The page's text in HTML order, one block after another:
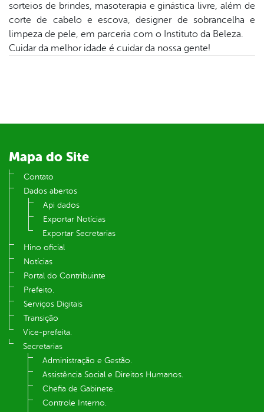
sorteios de brindes, masoterapia e ginástica livre, além de
corte de cabelo e escova, designer de sobrancelha e
limpeza de pele, em parceria com o Instituto da Beleza.
Cuidar da melhor idade é cuidar da nossa gente!
Mapa do Site
Contato
Dados abertos
Api dados
Exportar Notícias
Exportar Secretarias
Hino oficial
Notícias
Portal do Contribuinte
Prefeito.
Serviços Digitais
Transição
Vice-prefeita.
Secretarias
Administração e Gestão.
Assistência Social e Direitos Humanos.
Chefia de Gabinete.
Controle Interno.